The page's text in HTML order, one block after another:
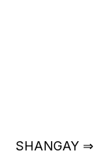
SHANGAY ⇒